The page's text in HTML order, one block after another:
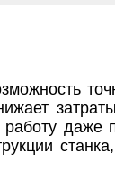
даже